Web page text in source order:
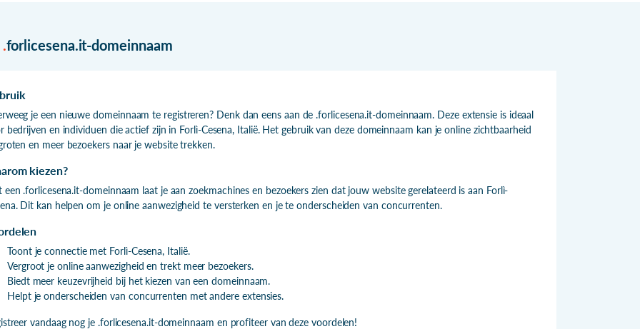
.forlicesena.it-domeinnaam
je een nieuwe domeinnaam te registreren? Denk dan eens aan de .forlicesena.it-domeinnaam. Deze extensie is ideaal
bedrijven en individuen die actief zijn in Forlì-Cesena, Italië. Het gebruik van deze domeinnaam kan je online zichtbaarheid
en meer bezoekers naar je website trekken.
kiezen?
een .forlicesena.it-domeinnaam laat je aan zoekmachines en bezoekers zien dat jouw website gerelateerd is aan Forlì-
Dit kan helpen om je online aanwezigheid te versterken en je te onderscheiden van concurrenten.
Toont je connectie met Forlì-Cesena, Italië.
Vergroot je online aanwezigheid en trekt meer bezoekers.
Biedt meer keuzevrijheid bij het kiezen van een domeinnaam.
Helpt je onderscheiden van concurrenten met andere extensies.
vandaag nog je .forlicesena.it-domeinnaam en profiteer van deze voordelen!